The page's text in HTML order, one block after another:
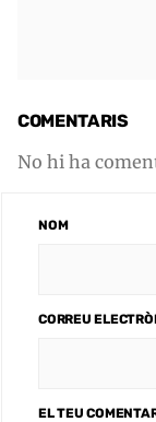
COMENTARIS
No hi ha
NOM
CORREU
EL TEU